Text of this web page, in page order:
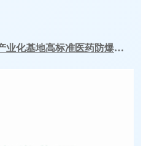
贝达药业（嵊州）创新药产业化基地高标准医药防爆冷库建造工程案例